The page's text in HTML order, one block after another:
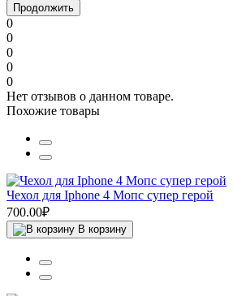
Продолжить
0
0
0
0
0
Нет отзывов о данном товаре.
Похожие товары
Чехол для Iphone 4 Мопс супер герой
700.00₽
В корзину